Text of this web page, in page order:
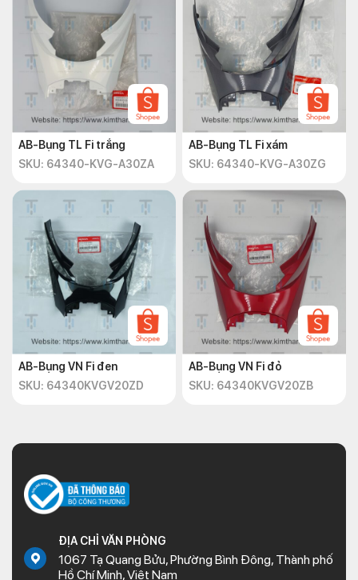
AB-Bụng TL Fi trắng
SKU: 64340-KVG-A30ZA
AB-Bụng TL Fi xám
SKU: 64340-KVG-A30ZG
AB-Bụng VN Fi đen
SKU: 64340KVGV20ZD
AB-Bụng VN Fi đỏ
SKU: 64340KVGV20ZB
ĐỊA CHỈ VĂN PHÒNG
1067 Tạ Quang Bửu, Phường Bình Đông, Thành phố
Hồ Chí Minh, Việt Nam